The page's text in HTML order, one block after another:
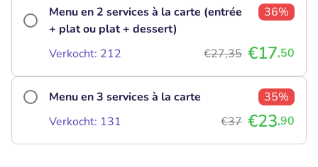
Menu en 2 services à la carte (entrée
+ plat ou plat + dessert)
36%
Verkocht: 212 €27,35 €17,50
Menu en 3 services à la carte
35%
Verkocht: 131
€37 €23,90